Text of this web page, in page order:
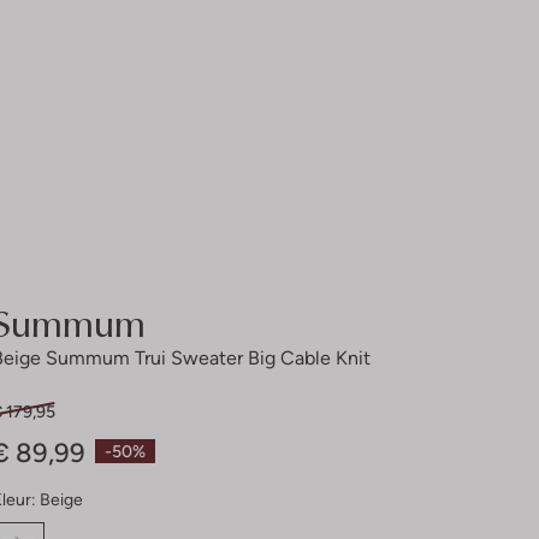
Summum Trui Sweater Big Cable Knit
-50%
179,95
89,99
Beige